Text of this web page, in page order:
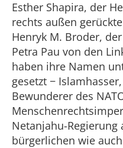
Esther Shapira, der
rechts außen
Henryk M. Broder,
Petra Pau von den
haben ihre Namen
gesetzt −
Bewunderer des
Netanjahu-
bürgerlichen wie